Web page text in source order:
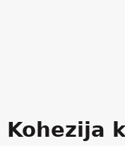
Kohezija